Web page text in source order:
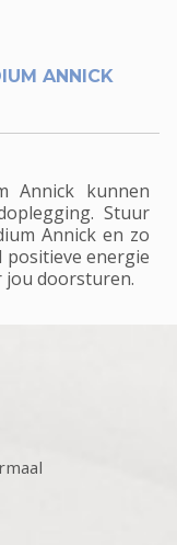
ANNICK
Annick kunnen
Stuur
Annick en zo
positieve energie
jou doorsturen.